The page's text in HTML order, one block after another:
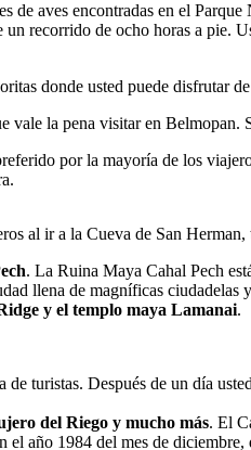
de aves encontradas en el
recorrido de ocho horas a pie.
donde usted puede disfrutar
vale la pena visitar en Belmopan.
por la mayoría de los
al ir a la Cueva de San
. La Ruina Maya Cahal Pech
llena de magníficas
y el templo maya Lamanai.
turistas. Después de un día
del Riego y mucho más. El
año 1984 del mes de